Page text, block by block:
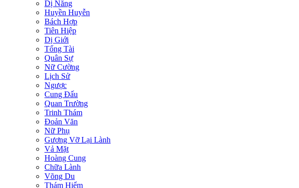
Dị Năng
Huyền Huyễn
Bách Hợp
Tiên Hiệp
Dị Giới
Tổng Tài
Quân Sự
Nữ Cường
Lịch Sử
Ngược
Cung Đấu
Quan Trường
Trinh Thám
Đoản Văn
Nữ Phụ
Gương Vỡ Lại Lành
Vả Mặt
Hoàng Cung
Chữa Lành
Võng Du
Thám Hiểm